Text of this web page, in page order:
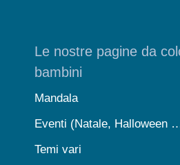
Le nostre pagine da
bambini
Mandala
Eventi (Natale, Halloween
Temi vari